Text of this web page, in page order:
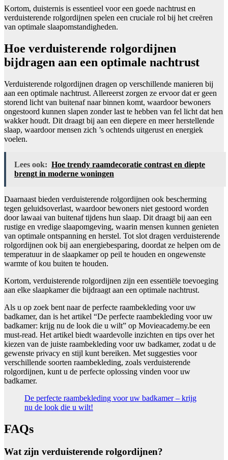
Kortom, duisternis is essentieel voor een goede nachtrust en
verduisterende rolgordijnen spelen een cruciale rol bij het creëren
van optimale slaapomstandigheden.
Hoe verduisterende rolgordijnen
bijdragen aan een optimale nachtrust
Verduisterende rolgordijnen dragen op verschillende manieren bij
aan een optimale nachtrust. Allereerst zorgen ze ervoor dat er geen
storend licht van buitenaf naar binnen komt, waardoor bewoners
ongestoord kunnen slapen zonder last te hebben van fel licht dat hen
wakker houdt. Dit draagt bij aan een diepere en meer herstellende
slaap, waardoor mensen zich ’s ochtends uitgerust en energiek
voelen.
Lees ook: Hoe trendy raamdecoratie contrast en diepte
brengt in moderne woningen
Daarnaast bieden verduisterende rolgordijnen ook bescherming
tegen geluidsoverlast, waardoor bewoners niet gestoord worden
door lawaai van buitenaf tijdens hun slaap. Dit draagt bij aan een
rustige en vredige slaapomgeving, waarin mensen kunnen genieten
van optimale ontspanning en herstel. Tot slot dragen verduisterende
rolgordijnen ook bij aan energiebesparing, doordat ze helpen om de
temperatuur in de slaapkamer op peil te houden en ongewenste
warmte of kou buiten te houden.
Kortom, verduisterende rolgordijnen zijn een essentiële toevoeging
aan elke slaapkamer die bijdraagt aan een optimale nachtrust.
Als u op zoek bent naar de perfecte raambekleding voor uw
badkamer, dan is het artikel “De perfecte raambekleding voor uw
badkamer: krijg nu de look die u wilt” op Movieacademy.be een
must-read. Het artikel biedt waardevolle inzichten en tips over het
kiezen van de juiste raambekleding voor uw badkamer, zodat u de
gewenste privacy en stijl kunt bereiken. Met suggesties voor
verschillende soorten raambekleding, zoals verduisterende
rolgordijnen, kunt u de perfecte oplossing vinden voor uw
badkamer.
De perfecte raambekleding voor uw badkamer – krijg
nu de look die u wilt!
FAQs
Wat zijn verduisterende rolgordijnen?